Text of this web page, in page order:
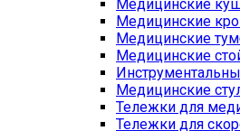
Медицинские
Медицинские
Медицинские
Медицинские
Медицинские
Тележки для
Тележки для